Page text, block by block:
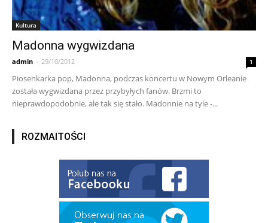
Kultura
Madonna wygwizdana
admin - 29/10/2012 1
Piosenkarka pop, Madonna, podczas koncertu w Nowym Orleanie
została wygwizdana przez przybyłych fanów. Brzmi to
nieprawdopodobnie, ale tak się stało. Madonnie na tyle -...
ROZMAITOŚCI